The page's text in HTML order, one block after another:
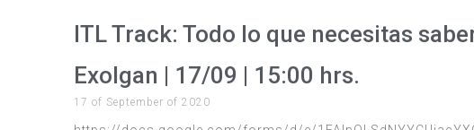
ITL Track: Todo lo que necesitas
Exolgan | 17/09 | 15:00 hrs.
17 of September of 2020